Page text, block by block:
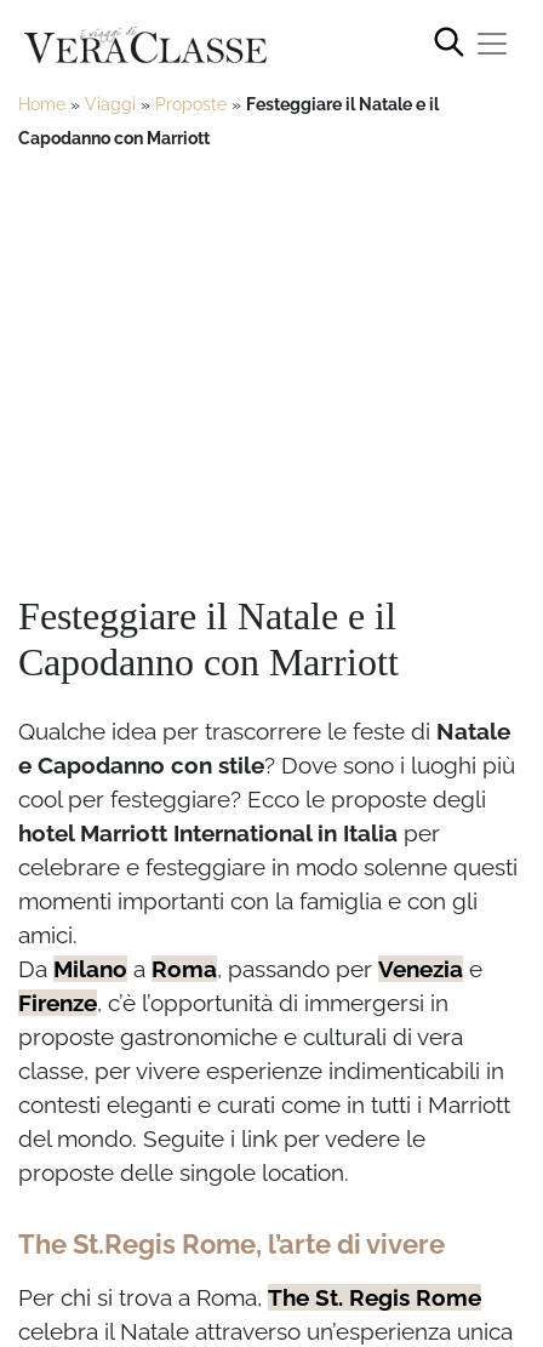
Home » Viaggi » Proposte » Festeggiare il Natale e il
Capodanno con Marriott
Festeggiare il Natale e il
Capodanno con Marriott
Qualche idea per trascorrere le feste di Natale
e Capodanno con stile? Dove sono i luoghi più
cool per festeggiare? Ecco le proposte degli
hotel Marriott International in Italia per
celebrare e festeggiare in modo solenne questi
momenti importanti con la famiglia e con gli
amici.
Da Milano a Roma, passando per Venezia e
Firenze, c’è l’opportunità di immergersi in
proposte gastronomiche e culturali di vera
classe, per vivere esperienze indimenticabili in
contesti eleganti e curati come in tutti i Marriott
del mondo. Seguite i link per vedere le
proposte delle singole location.
The St.Regis Rome, l’arte di vivere
Per chi si trova a Roma, The St. Regis Rome
celebra il Natale attraverso un’esperienza unica